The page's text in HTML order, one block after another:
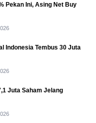
Pekan Ini, Asing Net Buy
Indonesia Tembus 30 Juta
Juta Saham Jelang